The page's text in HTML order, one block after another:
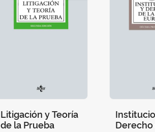
Litigación y Teoría
de la Prueba
Derecho